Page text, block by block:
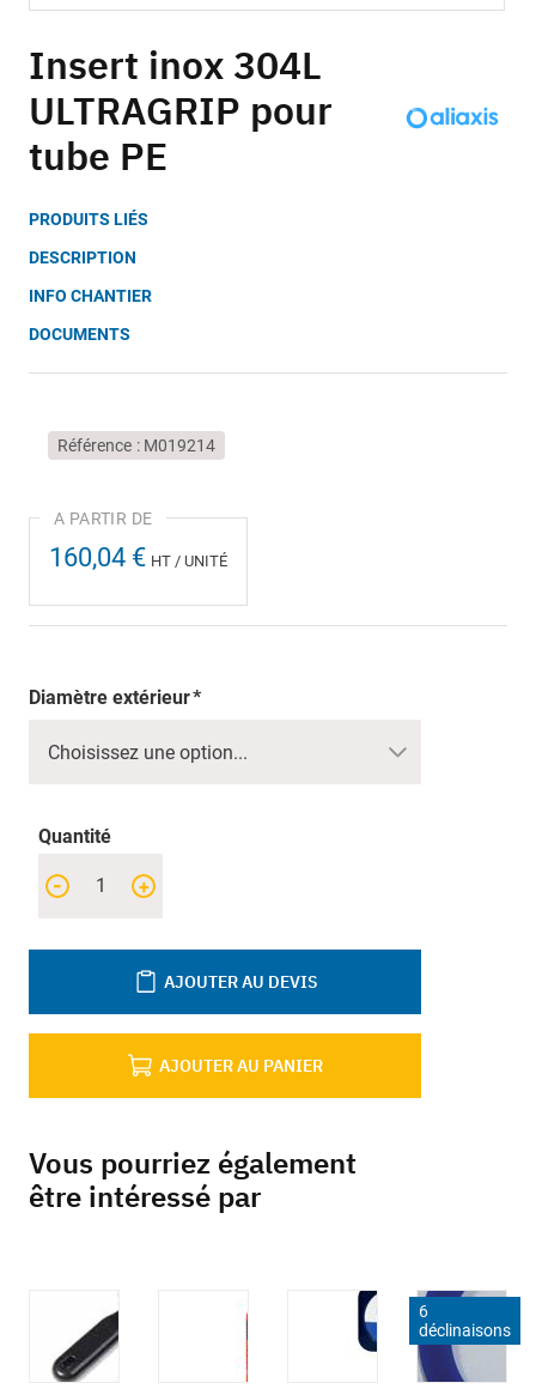
to
the
beginning
of
the
gallery
Insert inox 304L
ULTRAGRIP pour
tube PE
PRODUITS LIÉS
DESCRIPTION
INFO CHANTIER
DOCUMENTS
Référence M019214
160,04 € HT / UNITÉ
Diamètre extérieur
Quantité
+
-
AJOUTER AU PANIER
AJOUTER AU DEVIS
Vous pourriez également
être intéressé par
6
déclinaisons